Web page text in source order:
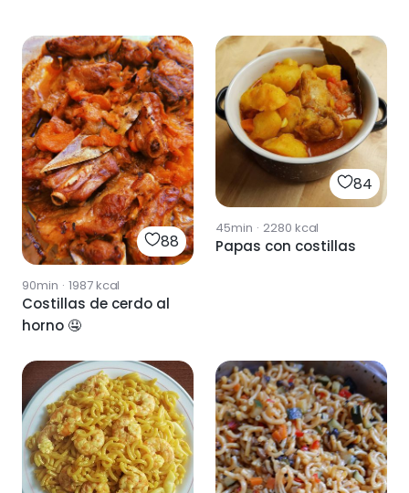
88
90min · 1987kcal
Costillas de cerdo al
horno 🤤
84
45min · 2280 kcal
Papas con costillas